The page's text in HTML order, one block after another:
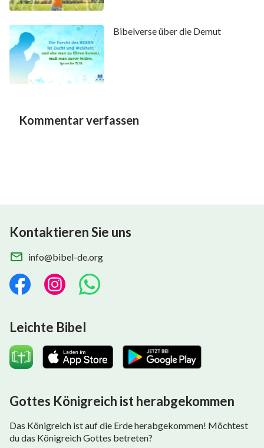
Bibelverse über die Demut
Kommentar verfassen
Kontaktieren Sie uns
info@bibel-de.org
Leichte Bibel
Gottes Königreich ist herabgekommen
Das Königreich ist auf die Erde herabgekommen! Möchtest
du das Königreich Gottes betreten?